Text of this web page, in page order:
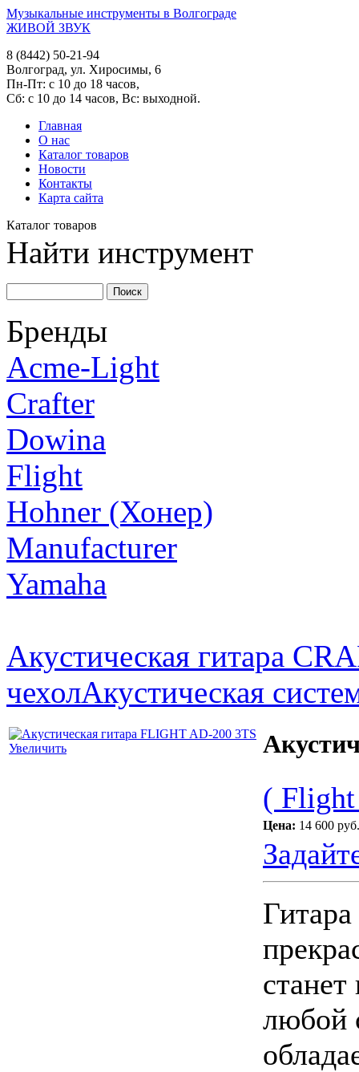
Музыкальные инструменты в Волгограде
ЖИВОЙ ЗВУК
8 (8442) 50-21-94
Волгоград, ул. Хиросимы, 6
Пн-Пт: с 10 до 18 часов,
Сб: с 10 до 14 часов, Вс: выходной.
Главная
О нас
Каталог товаров
Новости
Контакты
Карта сайта
Каталог товаров
Найти инструмент
Бренды
Acme-Light
Crafter
Dowina
Flight
Hohner (Хонер)
Manufacturer
Yamaha
Акустическая гитара
чехолАкустическая
Увеличить
(
Цена: 14 600 руб.
любой